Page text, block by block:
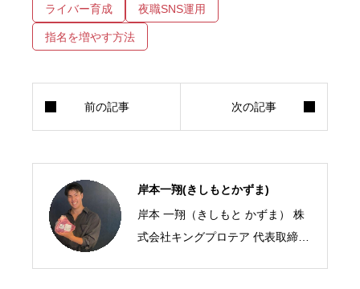
ライバー育成 夜職SNS運用
指名を増やす方法
岸本一翔(きしもとかずま)
岸本 一翔（きしもと かずま） 株
式会社キングプロテア 代表取締役